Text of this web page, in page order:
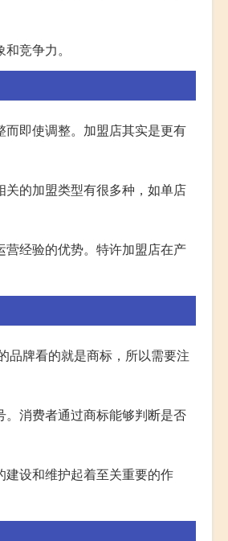
竞争力。
即使调整。加盟店其实是更有
的加盟类型有很多种，如单店
经验的优势。特许加盟店在产
品牌看的就是商标，所以需要注
消费者通过商标能够判断是否
设和维护起着至关重要的作